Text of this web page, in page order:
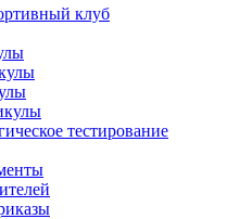
клуб
тестирование